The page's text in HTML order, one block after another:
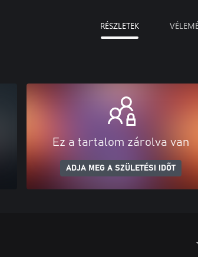
RÉSZLETEK
Ez a tartalom zárolva van
ADJA MEG A SZÜLETÉSI IDŐT